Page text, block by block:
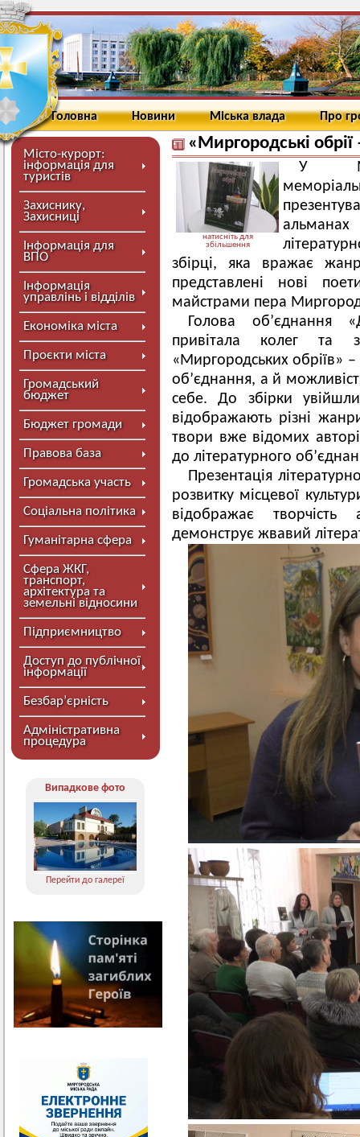
Головна Новини Міська влада Про
Місто-курорт:
інформація для
туристів
Захиснику,
Захисниці
Інформація для
ВПО
Інформація
управлінь і відділів
Економіка міста
Проєкти міста
Громадський
бюджет
Бюджет громади
Правова база
Громадська участь
Соціальна політика
Гуманітарна сфера
Сфера ЖКГ,
транспорт,
архітектура та
земельні відносини
Підприємництво
Доступ до публічної
інформації
Безбар’єрність
Адміністративна
процедура
Випадкове фото
Перейти до галереї
«Миргородські обрії
натисніть для
збільшення
У
збірці, яка вражає
представлені нові
майстрами пера
Голова об’єднання
привітала колег та
«Миргородських обріїв»
об’єднання, а й
себе. До збірки
відображають різні
твори вже відомих
до літературного
Презентація
розвитку місцевої
відображає
демонструє жвавий